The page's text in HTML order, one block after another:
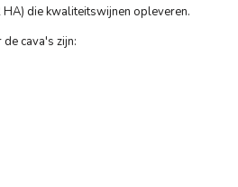
die kwaliteitswijnen opleveren.
cava's zijn: